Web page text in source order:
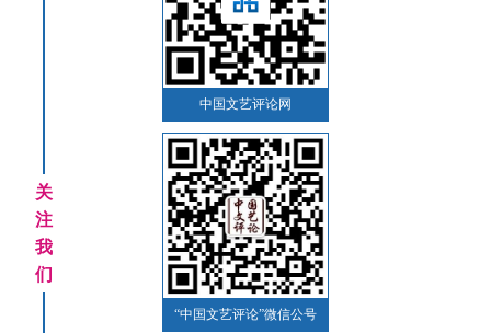
关
注
我
们
中国文艺评论网
“中国文艺评论”微信公号